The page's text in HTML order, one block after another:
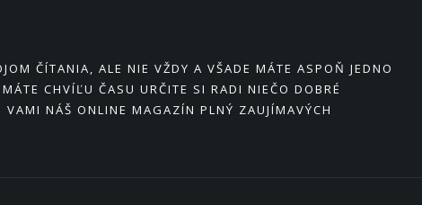
ČÍTANIA, ALE NIE VŽDY A VŠADE MÁTE ASPOŇ JEDNO
CHVÍĽU ČASU URČITE SI RADI NIEČO DOBRÉ
VAMI NÁŠ ONLINE MAGAZÍN PLNÝ ZAUJÍMAVÝCH